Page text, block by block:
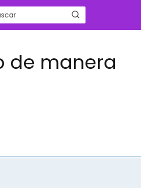
de manera